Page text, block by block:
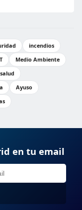
incendios
Medio Ambiente
salud
Ayuso
en tu email